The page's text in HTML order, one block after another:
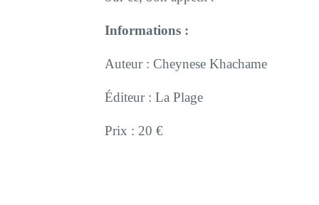
Informations :
Auteur : Cheynese Khachame
Éditeur : La Plage
Prix : 20 €